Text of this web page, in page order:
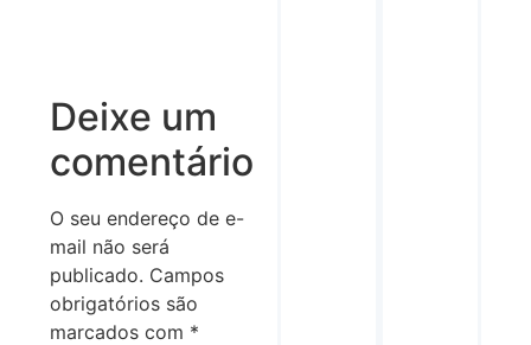
Deixe um
comentário
O seu endereço de e-
mail não será
publicado. Campos
obrigatórios são
marcados com *